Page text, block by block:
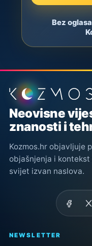
Bez
Podnožje
Neovisne
znanosti i
Kozmos.hr objavljuje
objašnjenja i
svijet izvan naslova.
NEWSLETTER